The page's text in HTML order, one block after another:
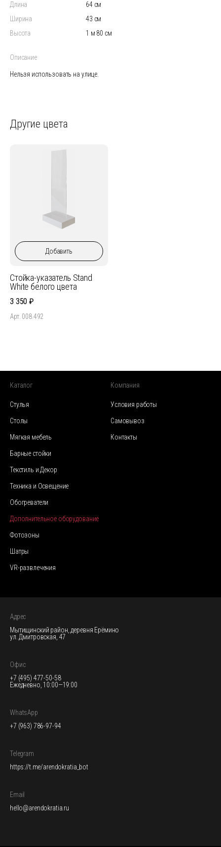
Длина
64 см
Ширина
43 см
Высота
1 м 80 см
Описание
Нельзя использовать на улице.
Другие цвета
Добавить
Стойка-указатель Stand
White белого цвета
3 350
Арт. 008.492
Каталог
Стулья
Столы
Мягкая мебель
Барные стойки
Текстиль и Декор
Техника и Освещение
Обогреватели
Дополнительное оборудование
Фотозоны
Шатры
VR-развлечения
Компания
Условия работы
Самовывоз
Контакты
Адрес
Мытищинский район, деревня Ерёмино
ул. Дмитровская, 47
Офис
+7 (495) 477-50-58
Ежедневно, 10:00—19:00
WhatsApp
+7 (963) 786-97-94
Telegram
https://t.me/arendokratia_bot
Email
hello@arendokratia.ru